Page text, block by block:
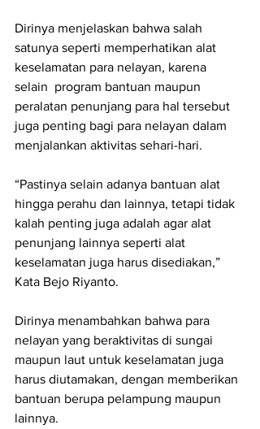
Dirinya menjelaskan bahwa salah
satunya seperti memperhatikan alat
keselamatan para nelayan, karena
selain  program bantuan maupun
peralatan penunjang para hal tersebut
juga penting bagi para nelayan dalam
menjalankan aktivitas sehari-hari.
“Pastinya selain adanya bantuan alat
hingga perahu dan lainnya, tetapi tidak
kalah penting juga adalah agar alat
penunjang lainnya seperti alat
keselamatan juga harus disediakan,”
Kata Bejo Riyanto.
Dirinya menambahkan bahwa para
nelayan yang beraktivitas di sungai
maupun laut untuk keselamatan juga
harus diutamakan, dengan memberikan
bantuan berupa pelampung maupun
lainnya.